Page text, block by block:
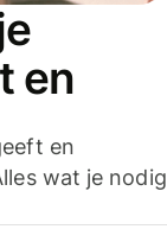
en
en
wat je nodig